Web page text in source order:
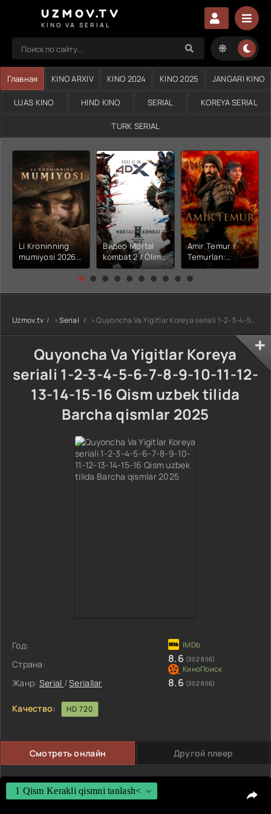
UZMOV.TV
KINO VA SERIAL
Главная KINO ARXIV KINO 2024 KINO 2025 JANGARI KINO
UJAS KINO HIND KINO SERIAL KOREYA SERIAL
TURK SERIAL
Li Kroninning
mumiyosi 2026
(uzbek tilida
kino) tarjima HD
Видео Mortal
kombat 2 / Ólim
jangi 2 (2026)
Uzbek tilida
Amir Temur /
Temurlan:
Fathchining
yuksalishi
tarjima kino Full
HD tas-ix
Uzmov.tv »Serial » Quyoncha Va Yigitlar Koreya seriali 1-2-3-4-5-6-7-8-9-10-11-12-13-14-15-16 Qism uzbek tilida Barcha qismlar 2025
Quyoncha Va Yigitlar Koreya
seriali 1-2-3-4-5-6-7-8-9-10-11-12-
13-14-15-16 Qism uzbek tilida
Barcha qismlar 2025
Год:
Страна:
Жанр: Serial /Seriallar
8.6 (302 856)
8.6 (302 856)
Качество: HD 720
Смотреть онлайн Другой плеер
1 Qism Kerakli qismni tanlash<